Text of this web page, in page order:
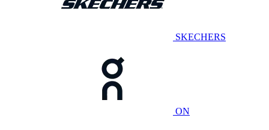
SKECHERS
ON